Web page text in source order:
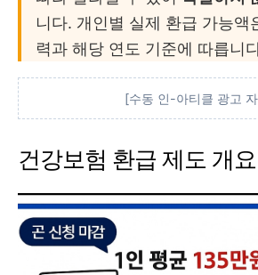
니다. 개인별 실제 환급 가능액
력과 해당 연도 기준에 따릅니
[수동 인-아티클 광고
건강보험 환급 제도 개요